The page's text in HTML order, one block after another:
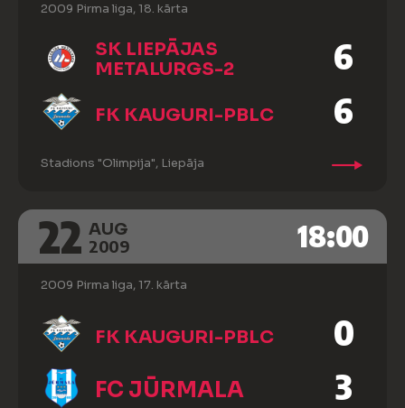
2009 Pirma liga, 18. kārta
SK LIEPĀJAS
METALURGS-2
6
FK KAUGURI-PBLC 6
Stadions "Olimpija", Liepāja
22 AUG 18:00
2009
2009 Pirma liga, 17. kārta
FK KAUGURI-PBLC 0
FC JŪRMALA 3